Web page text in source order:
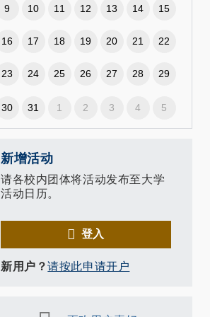
9 10 11 12 13 14 15
16 17 18 19 20 21 22
23 24 25 26 27 28 29
30 31 1 2 3 4 5
新增活动
请各校内团体将活动发布至大学
活动日历。
登入
新用户？请按此申请开户